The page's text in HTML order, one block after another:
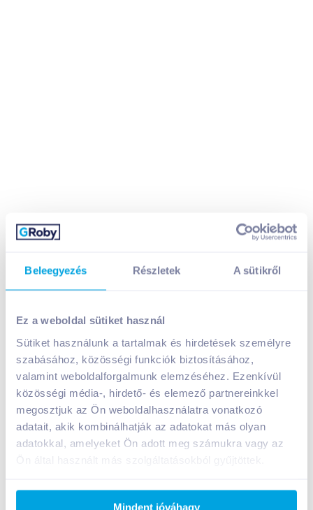
Beleegyezés Részletek A sütikről
Ez a weboldal sütiket használ
Sütiket használunk a tartalmak és hirdetések személyre
szabásához, közösségi funkciók biztosításához,
valamint weboldalforgalmunk elemzéséhez. Ezenkívül
közösségi média-, hirdető- és elemező partnereinkkel
megosztjuk az Ön weboldalhasználatra vonatkozó
adatait, akik kombinálhatják az adatokat más olyan
adatokkal, amelyeket Ön adott meg számukra vagy az
Ön által használt más szolgáltatásokból gyűjtöttek.
Mindent jóváhagy
Polcz chilis bab csicseriborsóval 350 g gluténmentes
1 699 Ft /
Nettó eladási ár: 1 338Ft /db(27% áfa)
KosárbaKosárba
1 karton = 12 db
+1 karton a kosárba
Bevásárlólistához adom